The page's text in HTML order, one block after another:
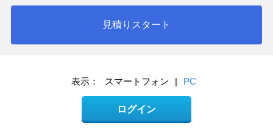
見積りスタート
表示： スマートフォン | PC
ログイン